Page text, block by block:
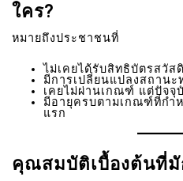
ใคร?
หมายถึงประชาชนที่
ไม่เคยได้รับสิทธิบัตรสวัส
มีการเปลี่ยนแปลงสถานะ
เคยไม่ผ่านเกณฑ์ แต่ปัจจุ
มีอายุครบตามเกณฑ์ที่กำ
แรก
คุณสมบัติเบื้องต้นที่